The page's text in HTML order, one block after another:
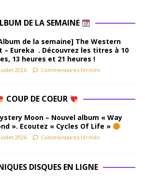
DE LA SEMAINE
de la semaine] The Western
– Eureka . Découvrez les titres à 10
13 heures et 21 heures !
2026 Commentaires fermés
COUP DE COEUR
Moon – Nouvel album « Way
». Ecoutez « Cycles Of Life »
2026 Commentaires fermés
DISQUES EN LIGNE